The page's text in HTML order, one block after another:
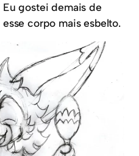
Eu gostei demais de
corpo mais esbelto.